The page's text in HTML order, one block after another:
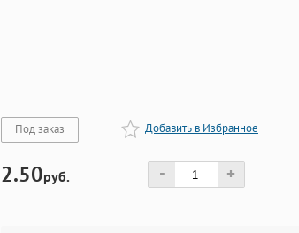
Под заказ Добавить в Избранное
2.50руб. - +